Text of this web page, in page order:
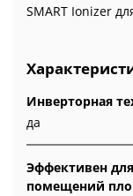
SMART Ionizer
Инверторная
да
Эффективен для
помещений